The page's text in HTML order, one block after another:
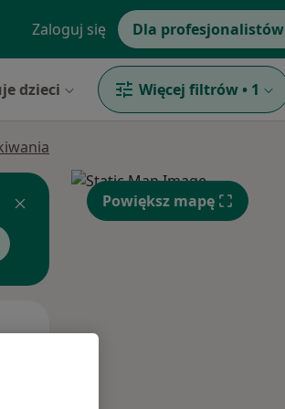
Zaloguj się Dla profesjonalistów
dzieci Więcej filtrów • 1
Powiększ mapę